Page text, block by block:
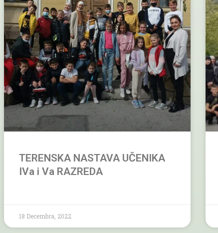
TERENSKA NASTAVA UČENIKA
IVa i Va RAZREDA
18 Decembra, 2022